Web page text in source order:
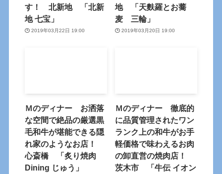
す！ 北新地 「北新
地 七宝」
2019年03月22日 19:00
地 「天麩羅とお蕎
麦 三輪」
2019年03月20日 19:00
Ｍのディナー お洒落
な空間で絶品の厳選黒
毛和牛が堪能できる隠
れ家のようなお店！
心斎橋 「炙り焼肉
Dining じゅう」
Ｍのディナー 徹底的
に品質管理されたワン
ランク上の和牛がお手
軽価格で味わえるお肉
の卸直営の焼肉店！
茨木市 「牛伝 イオン